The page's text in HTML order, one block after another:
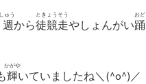
ゅう
から徒競走
ときょうそう
やしょんがい踊
おど
輝
かがや
いていましたね＼(^o^)／